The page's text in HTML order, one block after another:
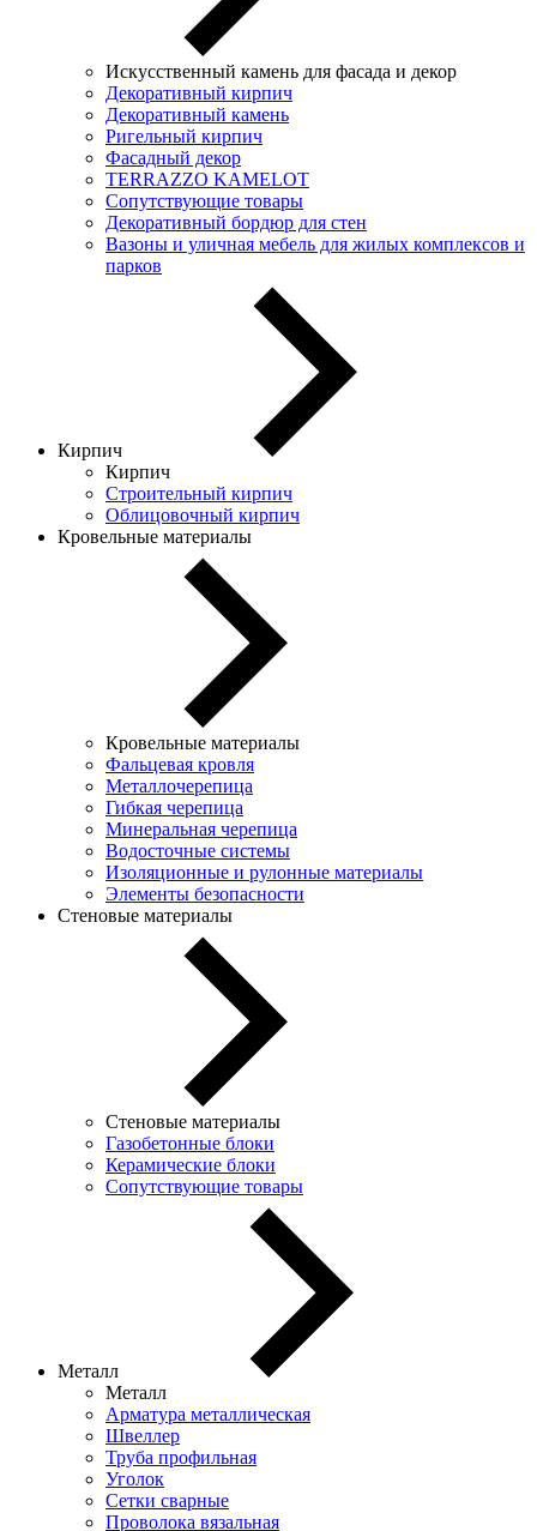
Искусственный камень для фасада и декор
Декоративный кирпич
Декоративный камень
Ригельный кирпич
Фасадный декор
TERRAZZO KAMELOT
Сопутствующие товары
Декоративный бордюр для стен
Вазоны и уличная мебель для жилых комплексов и
парков
Кирпич
Кирпич
Строительный кирпич
Облицовочный кирпич
Кровельные материалы
Кровельные материалы
Фальцевая кровля
Металлочерепица
Гибкая черепица
Минеральная черепица
Водосточные системы
Изоляционные и рулонные материалы
Элементы безопасности
Стеновые материалы
Стеновые материалы
Газобетонные блоки
Керамические блоки
Сопутствующие товары
Металл
Металл
Арматура металлическая
Швеллер
Труба профильная
Уголок
Сетки сварные
Проволока вязальная